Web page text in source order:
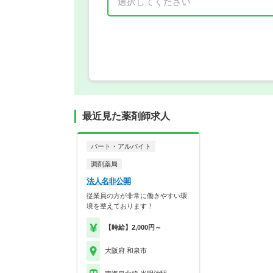
最近見た薬剤師求人
パート・アルバイト
調剤薬局
法人名非公開
従業員の方が非常に働きやすい環
境を整えております！
【時給】2,000円～
大阪府 和泉市